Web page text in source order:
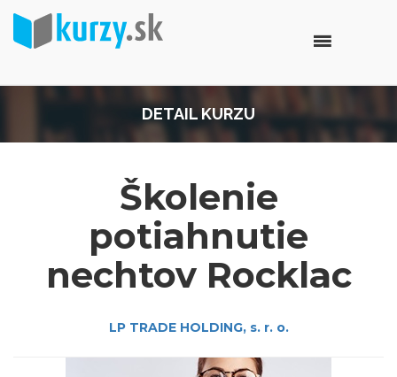
DETAIL KURZU
Školenie
potiahnutie
nechtov Rocklac
LP TRADE HOLDING, s. r. o.